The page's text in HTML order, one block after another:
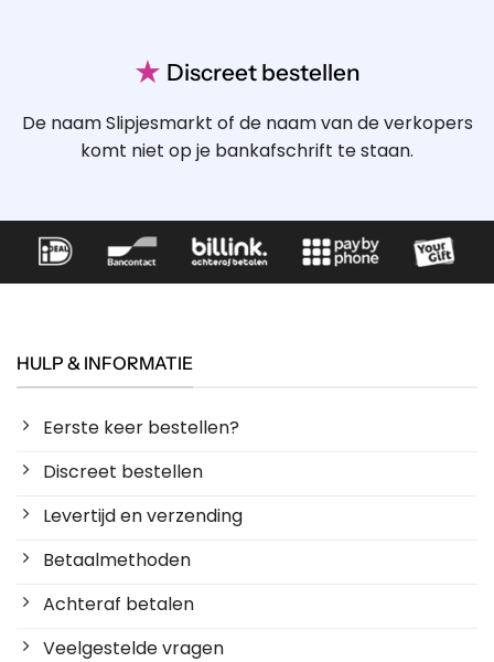
★ Discreet bestellen
De naam Slipjesmarkt of de naam van de verkopers
komt niet op je bankafschrift te staan.
HULP & INFORMATIE
Eerste keer bestellen?
Discreet bestellen
Levertijd en verzending
Betaalmethoden
Achteraf betalen
Veelgestelde vragen